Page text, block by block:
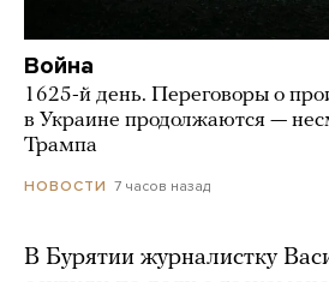
Война
1625-й день. Переговоры о
в Украине продолжаются —
Трампа
НОВОСТИ 7 часов назад
В Бурятии журналистку